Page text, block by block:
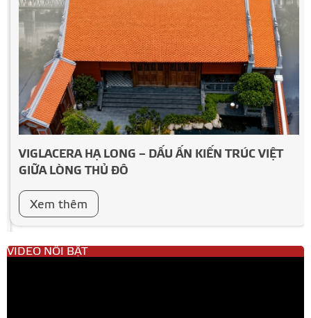
VIGLACERA HẠ LONG – DẤU ẤN KIẾN TRÚC VIỆT
GIỮA LÒNG THỦ ĐÔ
Xem thêm
VIDEO NỔI BẬT